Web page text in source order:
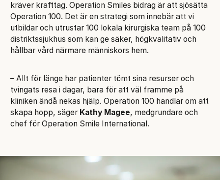
kräver krafttag. Operation Smiles bidrag är att sjösätta
Operation 100. Det är en strategi som innebär att vi
utbildar och utrustar 100 lokala kirurgiska team på 100
distriktssjukhus som kan ge säker, högkvalitativ och
hållbar vård närmare människors hem.
– Allt för länge har patienter tömt sina resurser och
tvingats resa i dagar, bara för att väl framme på
kliniken ändå nekas hjälp. Operation 100 handlar om att
skapa hopp, säger Kathy Magee, medgrundare och
chef för Operation Smile International.